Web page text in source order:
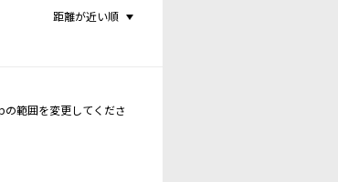
距離が近い順
範囲を変更してくださ